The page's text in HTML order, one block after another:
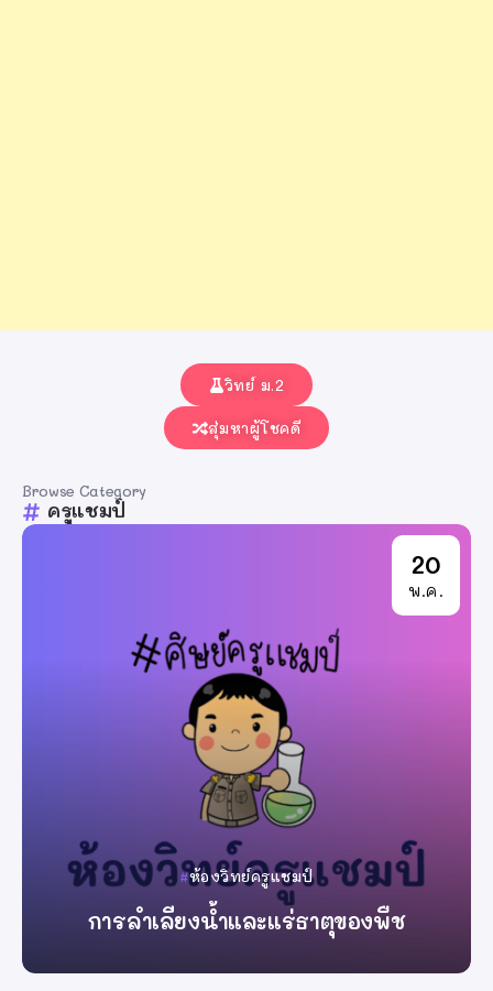
วิทย์ ม.2
สุ่มหาผู้โชคดี
ครูแชมป์
Browse Category
ห้องวิทย์ครูแชมป์
การลำเลียงน้ำและแร่ธาตุของพืช
By ครูแชมป์
20
พ.ค.